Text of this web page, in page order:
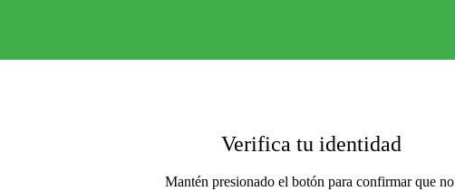
Verifica tu identidad
Mantén presionado el botón para confirmar que no